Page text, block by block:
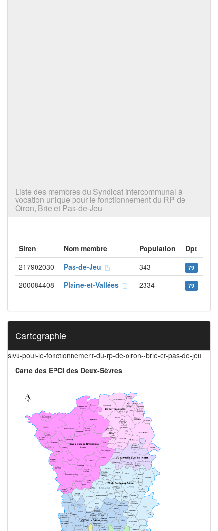
Liste des membres du Syndicat intercommunal à
vocation unique pour le fonctionnement du RP de
Oiron, Brie et Pas-de-Jeu
Siren Nom membre Population
Dpt
217902030
Pas-de-Jeu 343 79
200084408 Plaine-et-Vallées 2334 79
Cartographie
sivu-pour-le-fonctionnement-du-rp-de-oiron--brie-et-pas-de-jeu
Carte des EPCI des Deux-Sèvres